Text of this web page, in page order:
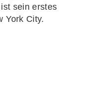
ist sein erstes
York City.